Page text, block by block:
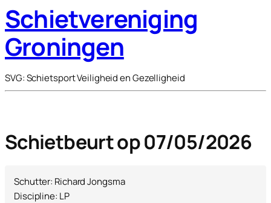
Schietvereniging
Groningen
SVG: Schietsport Veiligheid en Gezelligheid
Schietbeurt op 07/05/2026
Schutter: Richard Jongsma
Discipline: LP